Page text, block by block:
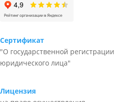
Сертификат
"О государственной регистрации
юридического лица"
Лицензия